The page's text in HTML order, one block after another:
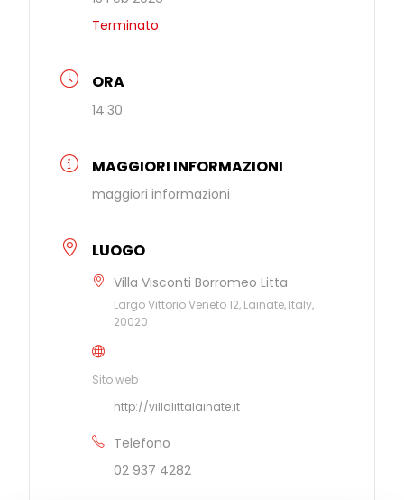
Terminato
ORA
14:30
MAGGIORI INFORMAZIONI
maggiori informazioni
LUOGO
Villa Visconti Borromeo Litta
Largo Vittorio Veneto 12, Lainate, Italy,
20020
Sito web
http://villalittalainate.it
Telefono
02 937 4282